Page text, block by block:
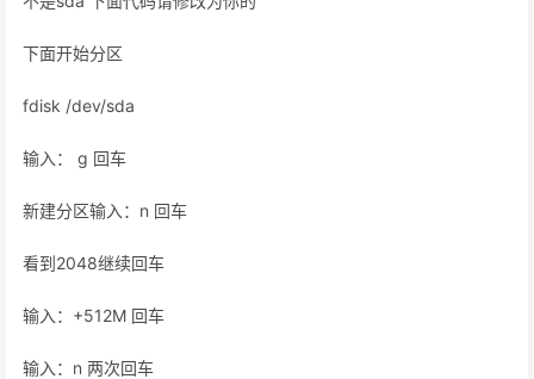
下面开始分区
fdisk /dev/sda
输入： g 回车
新建分区输入：n 回车
看到2048继续回车
输入：+512M 回车
输入：n 两次回车